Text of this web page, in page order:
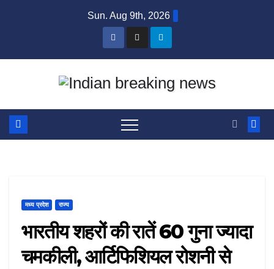
Sun. Aug 9th, 2026
मध्य प्रदेश राज्य
भारतीय शहरों की रातें 60 गुना ज्यादा
चमकीली, आर्टिफिशियल रोशनी से